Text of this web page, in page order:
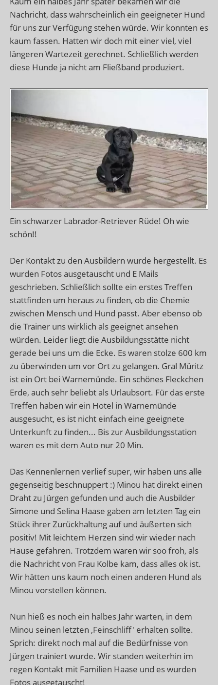
Nachricht, dass wahrscheinlich ein geeigneter Hund
für uns zur Verfügung stehen würde. Wir konnten es
kaum fassen. Hatten wir doch mit einer viel, viel
längeren Wartezeit gerechnet. Schließlich werden
diese Hunde ja nicht am Fließband produziert.
Ein schwarzer Labrador-Retriever Rüde! Oh wie
schön!!
Der Kontakt zu den Ausbildern wurde hergestellt. Es
wurden Fotos ausgetauscht und E Mails
geschrieben. Schließlich sollte ein erstes Treffen
stattfinden um heraus zu finden, ob die Chemie
zwischen Mensch und Hund passt. Aber ebenso ob
die Trainer uns wirklich als geeignet ansehen
würden. Leider liegt die Ausbildungsstätte nicht
gerade bei uns um die Ecke. Es waren stolze 600 km
zu überwinden um vor Ort zu gelangen. Gral Müritz
ist ein Ort bei Warnemünde. Ein schönes Fleckchen
Erde, auch sehr beliebt als Urlaubsort. Für das erste
Treffen haben wir ein Hotel in Warnemünde
ausgesucht, es ist nicht einfach eine geeignete
Unterkunft zu finden... Bis zur Ausbildungsstation
waren es mit dem Auto nur 20 Min.
Das Kennenlernen verlief super, wir haben uns alle
gegenseitig beschnuppert :) Minou hat direkt einen
Draht zu Jürgen gefunden und auch die Ausbilder
Simone und Selina Haase gaben am letzten Tag ein
Stück ihrer Zurückhaltung auf und äußerten sich
positiv! Mit leichtem Herzen sind wir wieder nach
Hause gefahren. Trotzdem waren wir soo froh, als
die Nachricht von Frau Kolbe kam, dass alles ok ist.
Wir hätten uns kaum noch einen anderen Hund als
Minou vorstellen können.
Nun hieß es noch ein halbes Jahr warten, in dem
Minou seinen letzten ,Feinschliff' erhalten sollte.
Sprich: direkt noch mal auf die Bedürfnisse von
Jürgen trainiert wurde. Wir standen weiterhin im
regen Kontakt mit Familien Haase und es wurden
Fotos ausgetauscht!